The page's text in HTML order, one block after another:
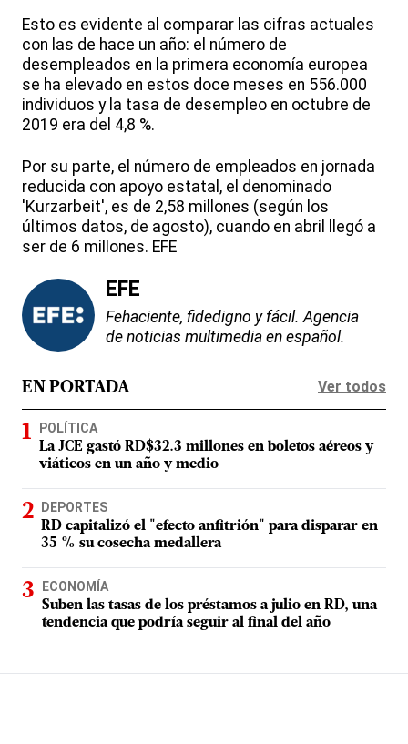
Esto es evidente al comparar las cifras actuales
con las de hace un año: el número de
desempleados en la primera economía europea
se ha elevado en estos doce meses en 556.000
individuos y la tasa de desempleo en octubre de
2019 era del 4,8 %.
Por su parte, el número de empleados en jornada
reducida con apoyo estatal, el denominado
'Kurzarbeit', es de 2,58 millones (según los
últimos datos, de agosto), cuando en abril llegó a
ser de 6 millones. EFE
EFE
Fehaciente, fidedigno y fácil. Agencia
de noticias multimedia en español.
EN PORTADA Ver todos
POLÍTICA
La JCE gastó RD$32.3 millones en boletos aéreos y
viáticos en un año y medio
DEPORTES
RD capitalizó el "efecto anfitrión" para disparar en
35 % su cosecha medallera
ECONOMÍA
Suben las tasas de los préstamos a julio en RD, una
tendencia que podría seguir al final del año